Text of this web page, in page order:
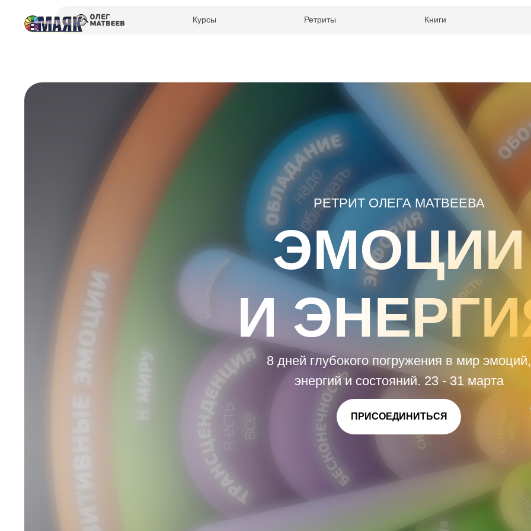
Курсы Книги
Ретриты
ЭМОЦИИ
И
ПРИСОЕДИНИТЬСЯ
8 дней глубокого погружения в мир эмоций,
энергий и состояний. 23 - 31 марта
РЕТРИТ ОЛЕГА МАТВЕЕВА